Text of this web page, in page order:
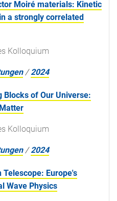
Moiré materials: Kinetic
a strongly correlated
Kolloquium
/2024
Blocks of Our Universe:
Kolloquium
/2024
Telescope: Europe's
Wave Physics